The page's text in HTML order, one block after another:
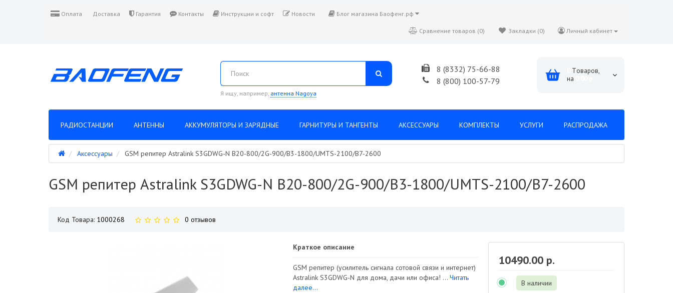
Оплата Доставка Гарантия Контакты Инструкции и софт Новости Блог магазина Баофенг.рф
Личный кабинет
Закладки (0)
Сравнение товаров (0)
8 (8332) 75-66-88
8 (800) 100-57-79
Tоваров,
на
Я ищу, например, антенна Nagoya
РАДИОСТАНЦИИ АНТЕННЫ АККУМУЛЯТОРЫ И ЗАРЯДНЫЕ ГАРНИТУРЫ И ТАНГЕНТЫ АКСЕССУАРЫ КОМПЛЕКТЫ УСЛУГИ РАСПРОДАЖА
Аксессуары GSM репитер Astralink S3GDWG-N B20-800/2G-900/B3-1800/UMTS-2100/B7-2600
GSM репитер Astralink S3GDWG-N B20-800/2G-900/B3-1800/UMTS-2100/B7-2600
Код Товара: 1000268 0 отзывов
Краткое описание
GSM репитер (усилитель сигнала сотовой связи и интернет)
Astralink S3GDWG-N для дома, дачи или офиса! ... Читать
далее...
10490.00 р.
В наличии